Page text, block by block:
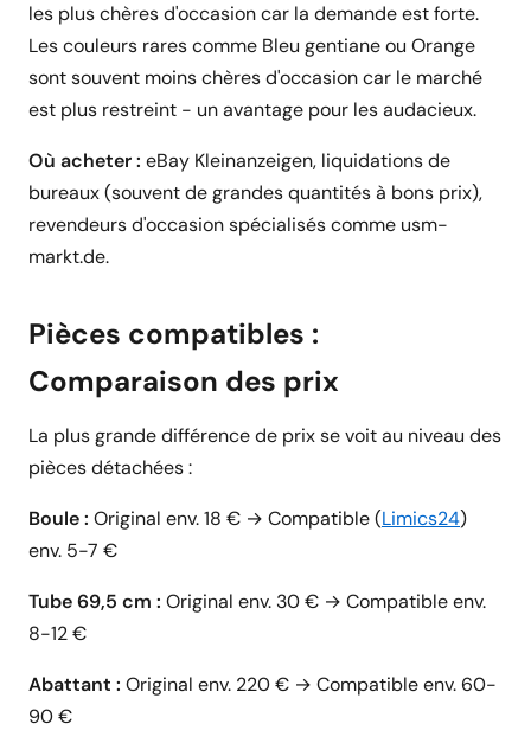
les plus chères d'occasion car la demande est forte.
Les couleurs rares comme Bleu gentiane ou Orange
sont souvent moins chères d'occasion car le marché
est plus restreint - un avantage pour les audacieux.
Où acheter : eBay Kleinanzeigen, liquidations de
bureaux (souvent de grandes quantités à bons prix),
revendeurs d'occasion spécialisés comme usm-
markt.de.
Pièces compatibles :
Comparaison des prix
La plus grande différence de prix se voit au niveau des
pièces détachées :
Boule : Original env. 18 € → Compatible (Limics24)
env. 5-7 €
Tube 69,5 cm : Original env. 30 € → Compatible env.
8-12 €
Abattant : Original env. 220 € → Compatible env. 60-
90 €